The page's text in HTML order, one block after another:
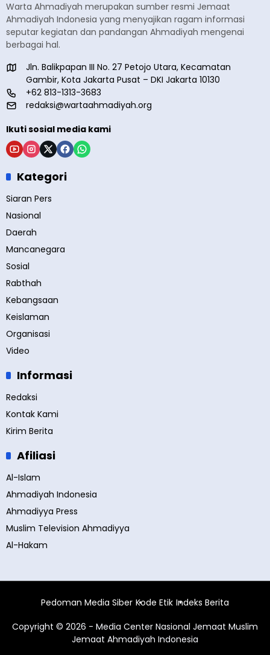
Warta Ahmadiyah merupakan sumber resmi Jemaat
Ahmadiyah Indonesia yang menyajikan ragam informasi
seputar kegiatan dan pandangan Ahmadiyah mengenai
berbagai hal.
Jln. Balikpapan III No. 27 Petojo Utara, Kecamatan
Gambir, Kota Jakarta Pusat – DKI Jakarta 10130
+62 813-1313-3683
redaksi@wartaahmadiyah.org
Ikuti sosial media kami
Kategori
Siaran Pers
Nasional
Daerah
Mancanegara
Sosial
Rabthah
Kebangsaan
Keislaman
Organisasi
Video
Informasi
Redaksi
Kontak Kami
Kirim Berita
Afiliasi
Al-Islam
Ahmadiyah Indonesia
Ahmadiyya Press
Muslim Television Ahmadiyya
Al-Hakam
Pedoman Media Siber Kode Etik Indeks Berita
Copyright © 2026 - Media Center Nasional Jemaat Muslim
Jemaat Ahmadiyah Indonesia